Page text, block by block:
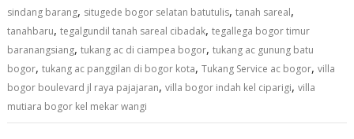
sindang barang, situgede bogor selatan batutulis,tanah sareal,
tanahbaru,tegalgundil tanah sareal cibadak,tegallega bogor timur
baranangsiang,tukang ac di ciampea bogor,tukang ac gunung batu
bogor,tukang ac panggilan di bogor kota,Tukang Service ac bogor,villa
bogor boulevard jl raya pajajaran,villa bogor indah kel ciparigi,villa
mutiara bogor kel mekar wangi